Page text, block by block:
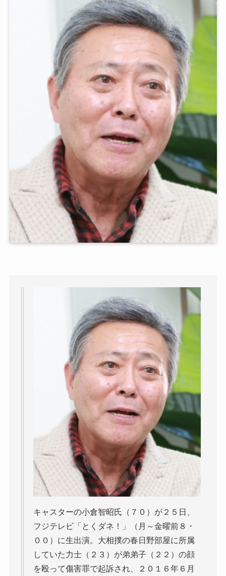
キャスターの小倉智昭氏（７０）が２５日、
フジテレビ「とくダネ！」（月～金曜前８・
００）に生出演。大相撲の春日野部屋に所属
していた力士（２３）が弟弟子（２２）の顔
を殴って傷害罪で起訴され、２０１６年６月